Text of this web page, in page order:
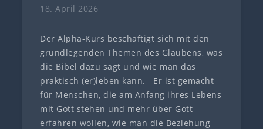
18. April 2026
Der Alpha-Kurs beschäftigt sich mit den
grundlegenden Themen des Glaubens, was
die Bibel dazu sagt und wie man das
praktisch (er)leben kann. Er ist gemacht
für Menschen, die am Anfang ihres Lebens
mit Gott stehen und mehr über Gott
erfahren wollen, wie man die Beziehung